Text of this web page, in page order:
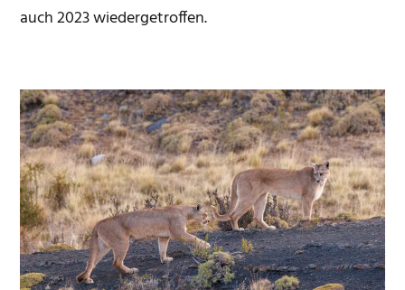
auch 2023 wiedergetroffen.